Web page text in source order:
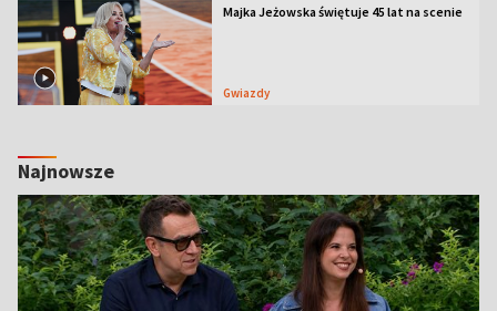
Majka Jeżowska świętuje 45 lat na scenie
Gwiazdy
Najnowsze